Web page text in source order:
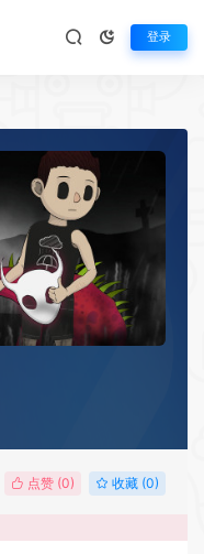
登录
点赞 (0) 收藏 (0)